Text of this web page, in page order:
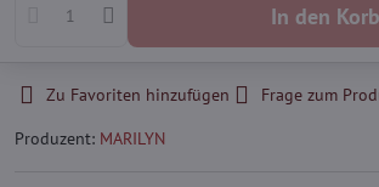
In den
Zu Favoriten hinzufügen Frage zum
Produzent: MARILYN